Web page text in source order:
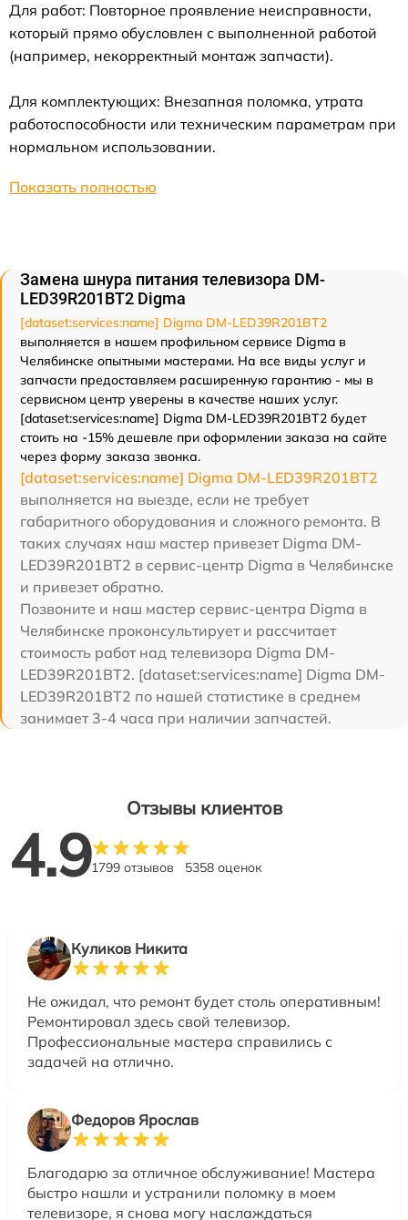
Для работ: Повторное проявление неисправности,
который прямо обусловлен с выполненной работой
(например, некорректный монтаж запчасти).
Для комплектующих: Внезапная поломка, утрата
работоспособности или техническим параметрам при
нормальном использовании.
Показать полностью
Замена шнура питания телевизора DM-
LED39R201BT2 Digma
[dataset:services:name] Digma DM-LED39R201BT2
выполняется в нашем профильном сервисе Digma в
Челябинске опытными мастерами. На все виды услуг и
запчасти предоставляем расширенную гарантию - мы в
сервисном центр уверены в качестве наших услуг.
[dataset:services:name] Digma DM-LED39R201BT2 будет
стоить на -15% дешевле при оформлении заказа на сайте
через форму заказа звонка.
[dataset:services:name] Digma DM-LED39R201BT2
выполняется на выезде, если не требует
габаритного оборудования и сложного ремонта. В
таких случаях наш мастер привезет Digma DM-
LED39R201BT2 в сервис-центр Digma в Челябинске
и привезет обратно.
Позвоните и наш мастер сервис-центра Digma в
Челябинске проконсультирует и рассчитает
стоимость работ над телевизора Digma DM-
LED39R201BT2. [dataset:services:name] Digma DM-
LED39R201BT2 по нашей статистике в среднем
занимает 3-4 часа при наличии запчастей.
Отзывы клиентов
4.91799 отзывов 5358 оценок
Куликов Никита
Не ожидал, что ремонт будет столь оперативным!
Ремонтировал здесь свой телевизор.
Профессиональные мастера справились с
задачей на отлично.
Федоров Ярослав
Благодарю за отличное обслуживание! Мастера
быстро нашли и устранили поломку в моем
телевизоре, я снова могу наслаждаться